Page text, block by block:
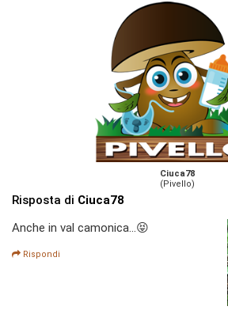
Ciuca78
(Pivello)
Risposta di Ciuca78
Anche in val camonica...😝
Rispondi